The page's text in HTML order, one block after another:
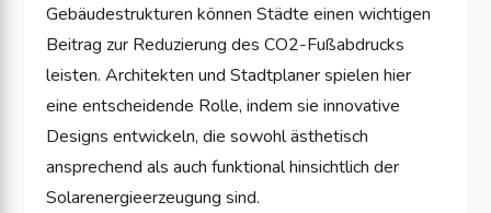
Gebäudestrukturen können Städte einen wichtigen
Beitrag zur Reduzierung des CO2-Fußabdrucks
leisten. Architekten und Stadtplaner spielen hier
eine entscheidende Rolle, indem sie innovative
Designs entwickeln, die sowohl ästhetisch
ansprechend als auch funktional hinsichtlich der
Solarenergieerzeugung sind.